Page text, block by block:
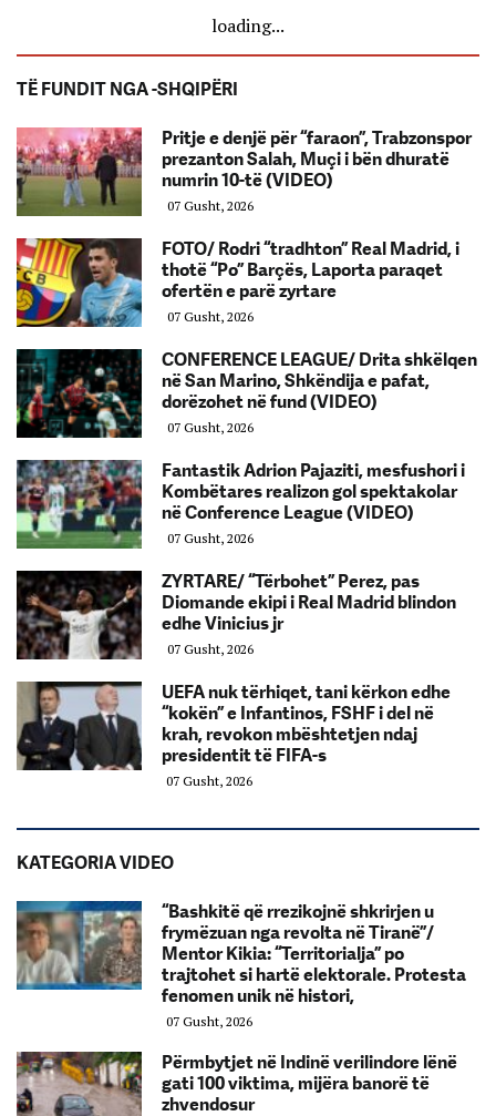
loading...
TË FUNDIT NGA -SHQIPËRI
Pritje e denjë për “faraon”, Trabzonspor
prezanton Salah, Muçi i bën dhuratë
numrin 10-të (VIDEO)
07 Gusht, 2026
FOTO/ Rodri “tradhton” Real Madrid, i
thotë “Po” Barçës, Laporta paraqet
ofertën e parë zyrtare
07 Gusht, 2026
CONFERENCE LEAGUE/ Drita shkëlqen
në San Marino, Shkëndija e pafat,
dorëzohet në fund (VIDEO)
07 Gusht, 2026
Fantastik Adrion Pajaziti, mesfushori i
Kombëtares realizon gol spektakolar
në Conference League (VIDEO)
07 Gusht, 2026
ZYRTARE/ “Tërbohet” Perez, pas
Diomande ekipi i Real Madrid blindon
edhe Vinicius jr
07 Gusht, 2026
UEFA nuk tërhiqet, tani kërkon edhe
“kokën” e Infantinos, FSHF i del në
krah, revokon mbështetjen ndaj
presidentit të FIFA-s
07 Gusht, 2026
KATEGORIA VIDEO
“Bashkitë që rrezikojnë shkrirjen u
frymëzuan nga revolta në Tiranë”/
Mentor Kikia: “Territorialja” po
trajtohet si hartë elektorale. Protesta
fenomen unik në histori,
07 Gusht, 2026
Përmbytjet në Indinë verilindore lënë
gati 100 viktima, mijëra banorë të
zhvendosur